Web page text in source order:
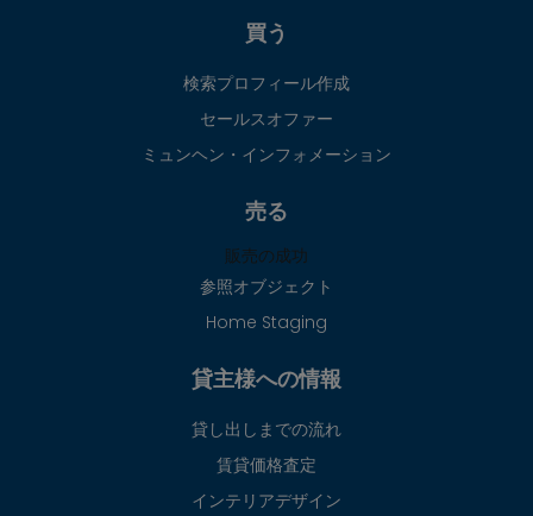
買う
検索プロフィール作成
セールスオファー
ミュンヘン・インフォメーション
売る
販売の成功
参照オブジェクト
Home Staging
貸主様への情報
貸し出しまでの流れ
賃貸価格査定
インテリアデザイン